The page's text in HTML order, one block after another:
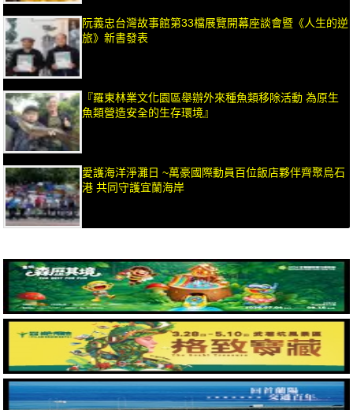
阮義忠台灣故事館第33檔展覽開幕座談會暨《人生的逆
旅》新書發表
『羅東林業文化園區舉辦外來種魚類移除活動 為原生
魚類營造安全的生存環境』
愛護海洋淨灘日 ~萬豪國際動員百位飯店夥伴齊聚烏石
港 共同守護宜蘭海岸